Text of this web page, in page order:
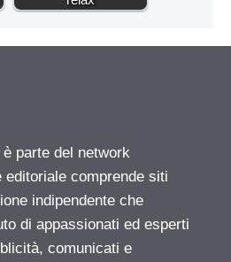
parte del network
comprende siti
indipendente che
di appassionati ed esperti
comunicati e